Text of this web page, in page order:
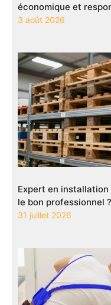
économique et
3 août 2026
Expert en
le bon professionnel ?
31 juillet 2026